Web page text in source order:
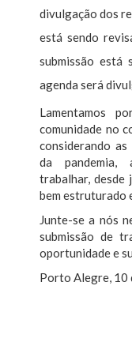
divulgação dos
está sendo
submissão está
agenda será
Lamentamos
comunidade no
considerando
da pandemia,
trabalhar, desde
bem estruturado
Junte-se a nós
submissão de
oportunidade e
Porto Alegre, 10